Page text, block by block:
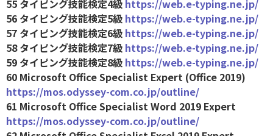
55 タイピング技能検定4級 https://web.e-typing.ne.jp/
56 タイピング技能検定5級 https://web.e-typing.ne.jp/
57 タイピング技能検定6級 https://web.e-typing.ne.jp/
58 タイピング技能検定7級 https://web.e-typing.ne.jp/
59 タイピング技能検定8級 https://web.e-typing.ne.jp/
60 Microsoft Office Specialist Expert (Office 2019)
https://mos.odyssey-com.co.jp/outline/
61 Microsoft Office Specialist Word 2019 Expert
https://mos.odyssey-com.co.jp/outline/